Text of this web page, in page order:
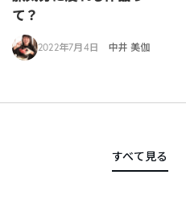
て？
2022年7月4日 中井 美伽
すべて見る